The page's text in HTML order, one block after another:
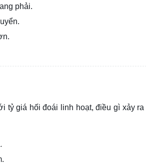
phải.
tỷ giá hối đoái linh hoạt, điều gì xảy